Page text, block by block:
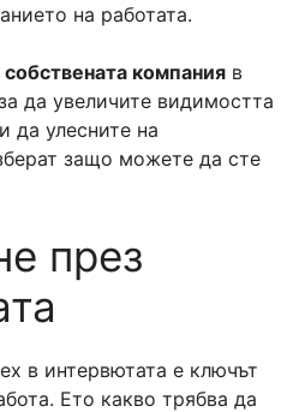
на работата.
собствената компания в
да увеличите видимостта
да улесните на
защо можете да сте
през
в интервютата е ключът
Ето какво трябва да